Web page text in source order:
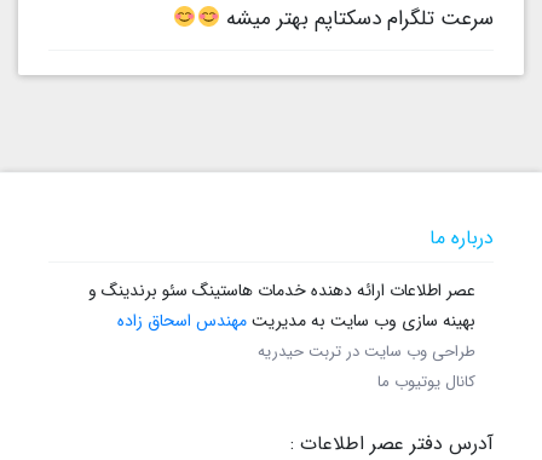
سرعت تلگرام دسکتاپم بهتر میشه
درباره ما
عصر اطلاعات ارائه دهنده خدمات هاستینگ سئو برندینگ و
بهینه سازی وب سایت به مدیریتمهندس اسحاق زاده
طراحی وب سایت در تربت حیدریه
کانال یوتیوب ما
آدرس دفتر عصر اطلاعات :